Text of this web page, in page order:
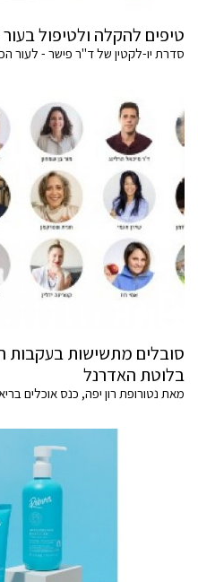
טיפים להקלה ולטיפול
סדרת יו-לקטין של ד"ר פישר - לעור
סובלים מתשישות
בלוטת האדרנל
מאת נטורופת רון יפה, כנס אוכלים בריא